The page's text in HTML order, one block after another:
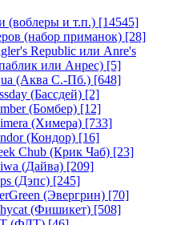
(воблеры и т.п.) [14545]
(набор приманок) [28]
Republic или Anre's
или Анрес) [5]
(Аква С.-Пб.) [648]
(Бассдей) [2]
(Бомбер) [12]
(Химера) [733]
(Кондор) [16]
Chub (Крик Чаб) [23]
(Дайва) [209]
(Дэпс) [245]
(Эвергрин) [70]
(Фишикет) [508]